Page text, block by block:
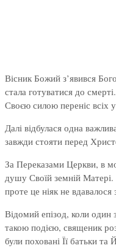
Вісник Божий з’явився
стала готуватися до
Своєю силою переніс всіх
Далі відбулася одна
завжди стояти перед
За Переказами Церкви, в
душу Своїй земній Матері.
проте це ніяк не
Відомий епізод, коли
такою подією, священик
були поховані Її батьки